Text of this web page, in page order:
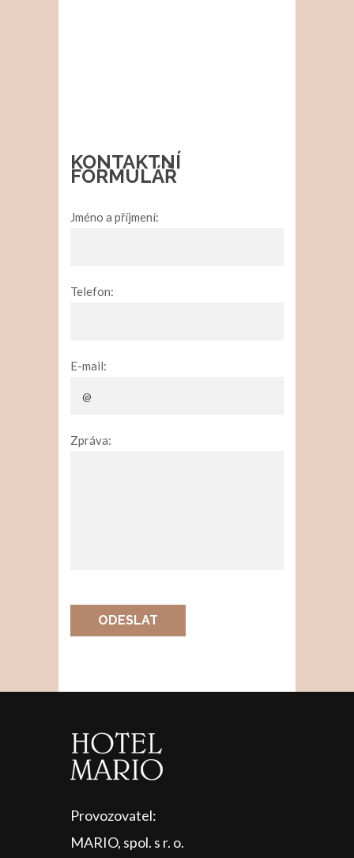
KONTAKTNÍ
FORMULÁŘ
Jméno a příjmení:
Telefon:
E-mail:
Zpráva:
ODESLAT
Provozovatel:
MARIO, spol. s r. o.